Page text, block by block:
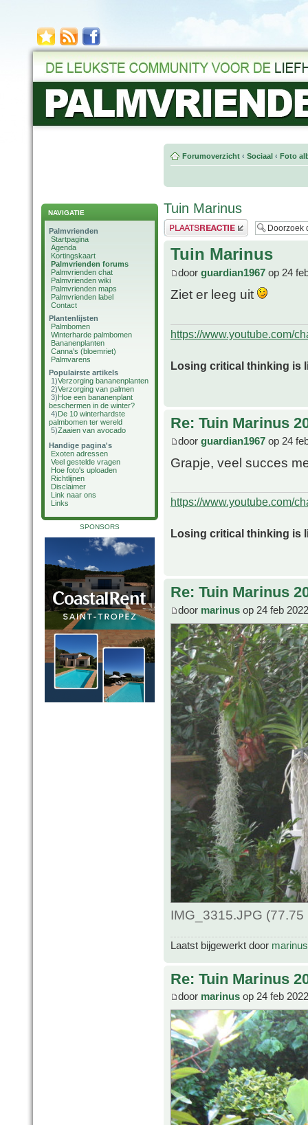
NAVIGATIE
Palmvrienden
Startpagina
Agenda
Kortingskaart
Palmvrienden forums
Palmvrienden chat
Palmvrienden wiki
Palmvrienden maps
Palmvrienden label
Contact
Plantenlijsten
Palmbomen
Winterharde palmbomen
Bananenplanten
Canna's (bloemriet)
Palmvarens
Populairste artikels
1)Verzorging bananenplanten
2)Verzorging van palmen
3)Hoe een bananenplant
beschermen in de winter?
4)De 10 winterhardste
palmbomen ter wereld
5)Zaaien van avocado
Handige pagina's
Exoten adressen
Veel gestelde vragen
Hoe foto's uploaden
Richtlijnen
Disclaimer
Link naar ons
Links
SPONSORS
Forumoverzicht ‹ Sociaal ‹ Foto
Tuin Marinus
Plaats een reactie
Tuin Marinus
door guardian1967 op 24
Ziet er leeg uit
https://www.youtube.com/
Losing critical thinking is
Re: Tuin Marinus
door guardian1967 op 24
Grapje, veel succes
https://www.youtube.com/
Losing critical thinking is
Re: Tuin Marinus
door marinus op 24 feb
IMG_3315.JPG
Laatst bijgewerkt door marinus
Re: Tuin Marinus
door marinus op 24 feb